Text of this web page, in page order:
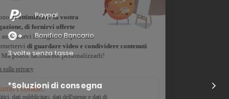
Paypal
Bonifico Bancario
3 volte senza tasse
*Soluzioni di consegna